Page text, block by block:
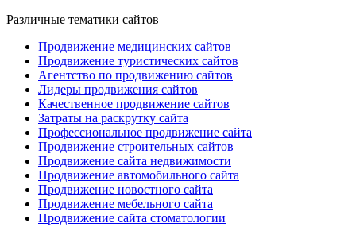
Различные тематики сайтов
Продвижение медицинских сайтов
Продвижение туристических сайтов
Агентство по продвижению сайтов
Лидеры продвижения сайтов
Качественное продвижение сайтов
Затраты на раскрутку сайта
Профессиональное продвижение сайта
Продвижение строительных сайтов
Продвижение сайта недвижимости
Продвижение автомобильного сайта
Продвижение новостного сайта
Продвижение мебельного сайта
Продвижение сайта стоматологии